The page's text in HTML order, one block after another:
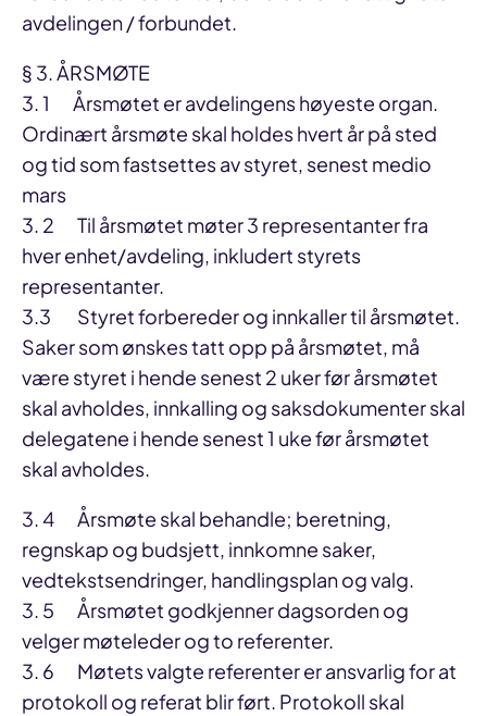
avdelingen / forbundet.
§ 3. ÅRSMØTE
3. 1 Årsmøtet er avdelingens høyeste organ.
Ordinært årsmøte skal holdes hvert år på sted
og tid som fastsettes av styret, senest medio
mars
3. 2 Til årsmøtet møter 3 representanter fra
hver enhet/avdeling, inkludert styrets
representanter.
3.3 Styret forbereder og innkaller til årsmøtet.
Saker som ønskes tatt opp på årsmøtet, må
være styret i hende senest 2 uker før årsmøtet
skal avholdes, innkalling og saksdokumenter skal
delegatene i hende senest 1 uke før årsmøtet
skal avholdes.
3. 4 Årsmøte skal behandle; beretning,
regnskap og budsjett, innkomne saker,
vedtekstsendringer, handlingsplan og valg.
3. 5 Årsmøtet godkjenner dagsorden og
velger møteleder og to referenter.
3. 6 Møtets valgte referenter er ansvarlig for at
protokoll og referat blir ført. Protokoll skal